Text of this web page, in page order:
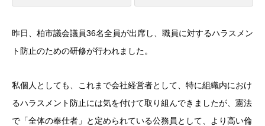
選挙ドットコム
昨日、柏市議会議員36名全員が出席し、職員に対するハラスメン
ト防止のための研修が行われました。
私個人としても、これまで会社経営者として、特に組織内におけ
るハラスメント防止には気を付けて取り組んできましたが、憲法
で「全体の奉仕者」と定められている公務員として、より高い倫